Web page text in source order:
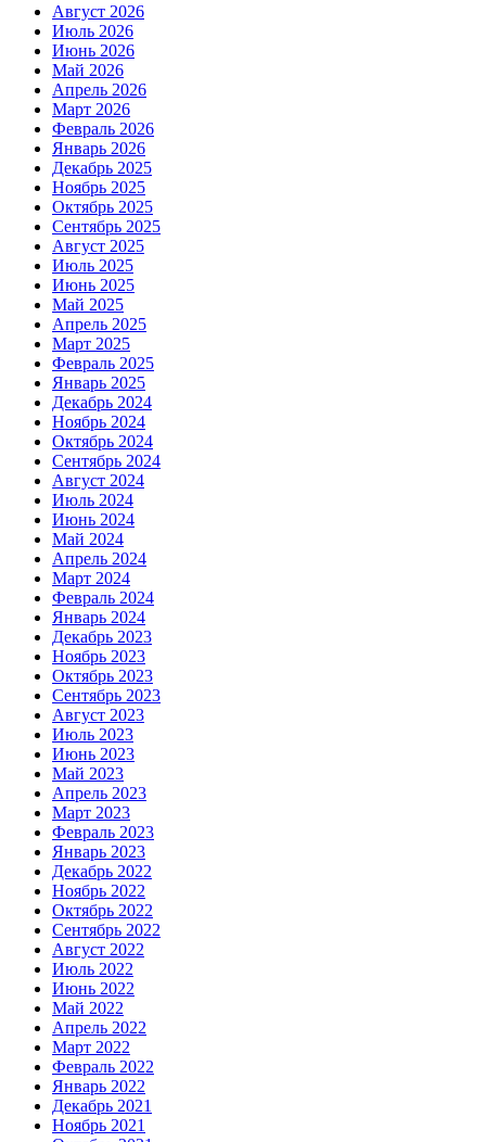
Август 2026
Июль 2026
Июнь 2026
Май 2026
Апрель 2026
Март 2026
Февраль 2026
Январь 2026
Декабрь 2025
Ноябрь 2025
Октябрь 2025
Сентябрь 2025
Август 2025
Июль 2025
Июнь 2025
Май 2025
Апрель 2025
Март 2025
Февраль 2025
Январь 2025
Декабрь 2024
Ноябрь 2024
Октябрь 2024
Сентябрь 2024
Август 2024
Июль 2024
Июнь 2024
Май 2024
Апрель 2024
Март 2024
Февраль 2024
Январь 2024
Декабрь 2023
Ноябрь 2023
Октябрь 2023
Сентябрь 2023
Август 2023
Июль 2023
Июнь 2023
Май 2023
Апрель 2023
Март 2023
Февраль 2023
Январь 2023
Декабрь 2022
Ноябрь 2022
Октябрь 2022
Сентябрь 2022
Август 2022
Июль 2022
Июнь 2022
Май 2022
Апрель 2022
Март 2022
Февраль 2022
Январь 2022
Декабрь 2021
Ноябрь 2021